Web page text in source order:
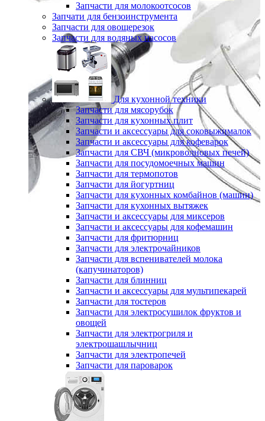
Запчасти для молокоотсосов
Запчати для бензоинструмента
Запчасти для овощерезок
Запчасти для водяных насосов
Для кухонной техники
Запчасти для мясорубок
Запчасти для кухонных плит
Запчасти и аксессуары для соковыжималок
Запчасти и аксессуары для кофеварок
Запчасти для СВЧ (микроволновых печей)
Запчасти для посудомоечных машин
Запчасти для термопотов
Запчасти для йогуртниц
Запчасти для кухонных комбайнов (машин)
Запчасти для кухонных вытяжек
Запчасти и аксессуары для миксеров
Запчасти и аксессуары для кофемашин
Запчасти для фритюрниц
Запчасти для электрочайников
Запчасти для вспенивателей молока
(капучинаторов)
Запчасти для блинниц
Запчасти и аксессуары для мультипекарей
Запчасти для тостеров
Запчасти для электросушилок фруктов и
овощей
Запчасти для электрогриля и
электрошашлычниц
Запчасти для электропечей
Запчасти для пароварок